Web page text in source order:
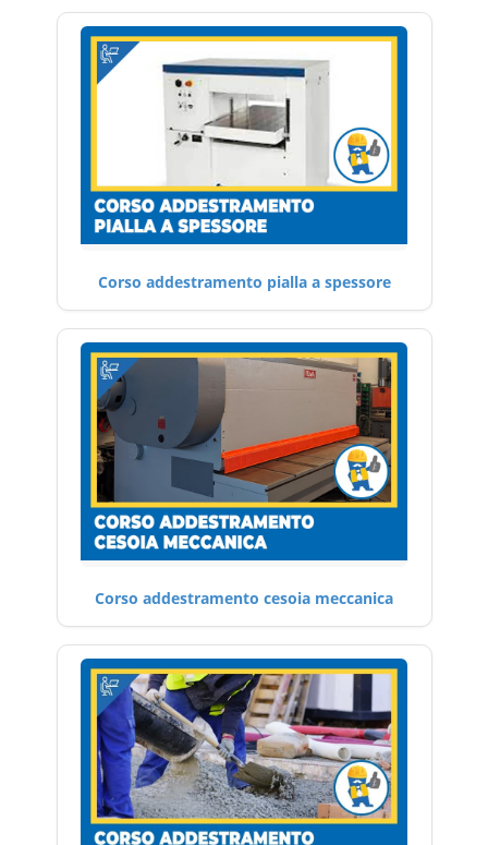
Corso addestramento pialla a spessore
Corso addestramento cesoia meccanica